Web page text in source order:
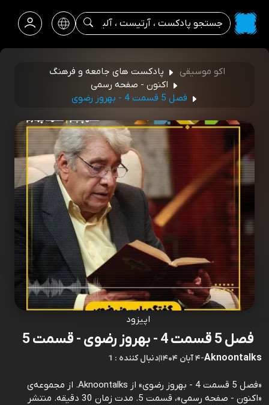
اکو موسیقی
پادکست های جامعه و فرهنگ
اکنون - صفحه رسمی
فصل 5 قسمت 4 - بهروز رضوی
اپیزود
فصل 5 قسمت 4 - بهروز رضوی - قسمت 5
Aknoontalks
-۴ آبان ۱۴۰۴ |1 : دنبال کننده
«فصل 5 قسمت 4 - بهروز رضوی» از Aknoontalks. از مجموعه‌ی
«اکنون - صفحه رسمی»، قسمت 5. مدت زمان 30 دقیقه. منتشر